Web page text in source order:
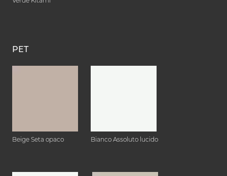
PET
Beige Seta opaco Bianco Assoluto lucido